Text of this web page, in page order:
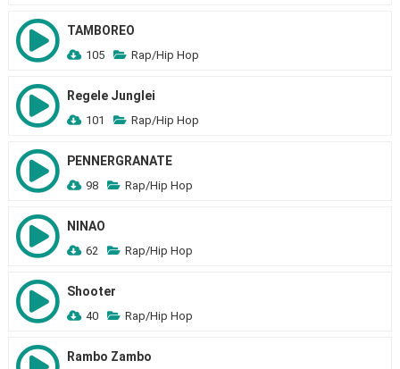
TAMBOREO
105 Rap/Hip Hop
Regele Junglei
101 Rap/Hip Hop
PENNERGRANATE
98 Rap/Hip Hop
NINAO
62 Rap/Hip Hop
Shooter
40 Rap/Hip Hop
Rambo Zambo